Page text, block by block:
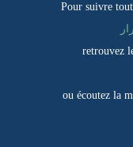
Pour suivre
retrouvez
ou écoutez la